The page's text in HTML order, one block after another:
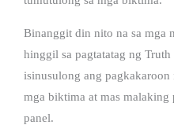
Binanggit din nito na sa mga
hinggil sa pagtatatag ng
isinusulong ang
mga biktima at mas malaking
panel.